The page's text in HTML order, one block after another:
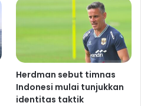
Herdman sebut timnas
Indonesi mulai tunjukkan
identitas taktik